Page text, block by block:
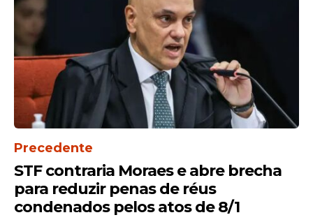
Precedente
STF contraria Moraes e abre brecha
para reduzir penas de réus
condenados pelos atos de 8/1